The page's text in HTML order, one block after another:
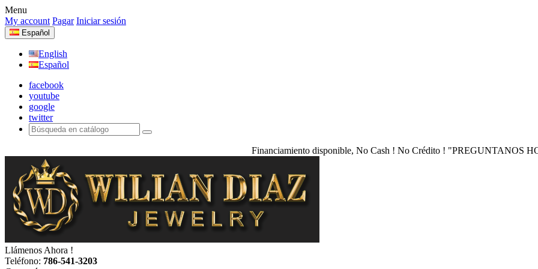
Menu
My account Pagar Iniciar sesión
Español
English
Español
facebook
youtube
google
twitter
Financiamiento disponible, No Cash ! No Crédito ! "PREGUNTANOS
Llámenos Ahora !
Teléfono: 786-541-3203